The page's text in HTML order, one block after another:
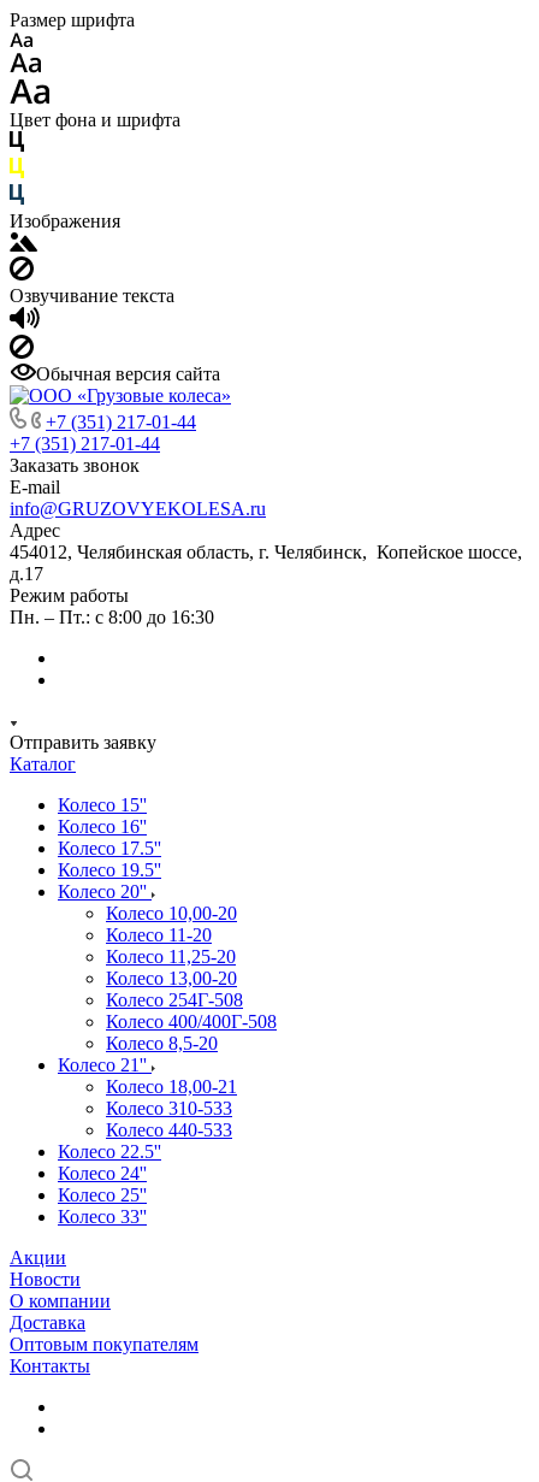
Размер шрифта
Цвет фона и шрифта
Изображения
Озвучивание текста
Обычная версия сайта
+7 (351) 217-01-44
+7 (351) 217-01-44
Заказать звонок
E-mail
info@GRUZOVYEKOLESA.ru
Адрес
454012, Челябинская область, г. Челябинск, Копейское шоссе,
д.17
Режим работы
Пн. – Пт.: с 8:00 до 16:30
Отправить заявку
Каталог
Колесо 15''
Колесо 16''
Колесо 17.5''
Колесо 19.5''
Колесо 20''
Колесо 10,00-20
Колесо 11-20
Колесо 11,25-20
Колесо 13,00-20
Колесо 254Г-508
Колесо 400/400Г-508
Колесо 8,5-20
Колесо 21''
Колесо 18,00-21
Колесо 310-533
Колесо 440-533
Колесо 22.5''
Колесо 24''
Колесо 25''
Колесо 33''
Акции
Новости
О компании
Доставка
Оптовым покупателям
Контакты